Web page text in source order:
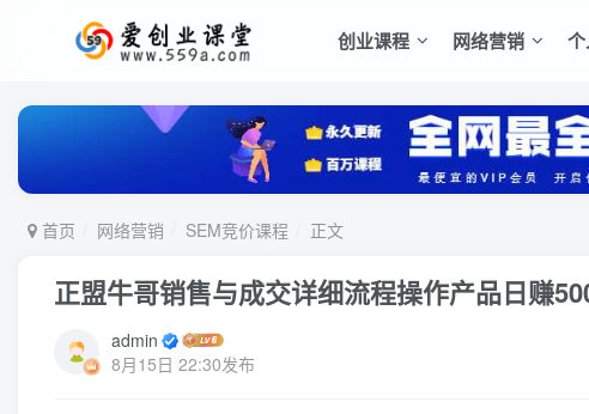
创业课程 网络营销
首页 网络营销 SEM竞价课程 正文
正盟牛哥销售与成交详细流程操作产品日赚
admin
8月15日 22:30发布